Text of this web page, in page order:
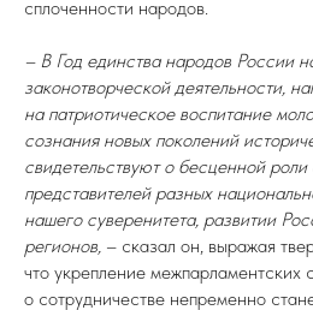
сплоченности народов.
– В Год единства народов России
законотворческой деятельности,
на патриотическое воспитание
сознания новых поколений
свидетельствуют о бесценной роли
представителей разных
нашего суверенитета, развитии
регионов, – сказал он, выражая
что укрепление межпарламентских
о сотрудничестве непременно